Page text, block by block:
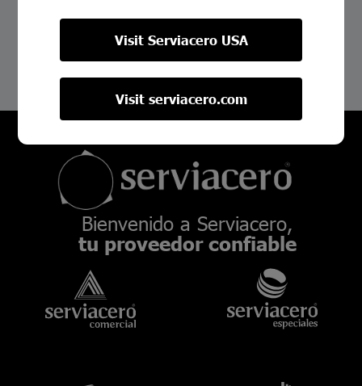
Tipos de acero utilizados en tubulares y sus
Bienvenido a Serviacero,
tu proveedor confiable
Visit Serviacero USA
Visit serviacero.com